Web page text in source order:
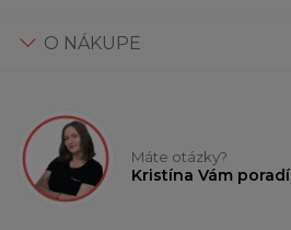
O NÁKUPE
Máte otázky?
Kristína Vám poradí